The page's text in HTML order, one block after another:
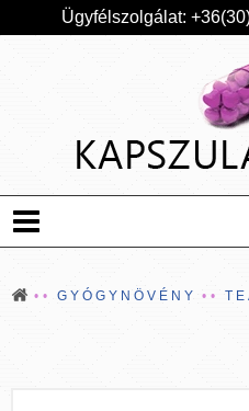
Ügyfélszolgálat:
GYÓGYNÖVÉNY